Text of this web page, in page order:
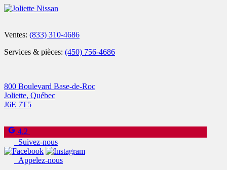
Ventes: (833) 310-4686
Services & pièces: (450) 756-4686
800 Boulevard Base-de-Roc
Joliette, Québec
J6E 7T5
4.2
Suivez-nous
Appelez-nous